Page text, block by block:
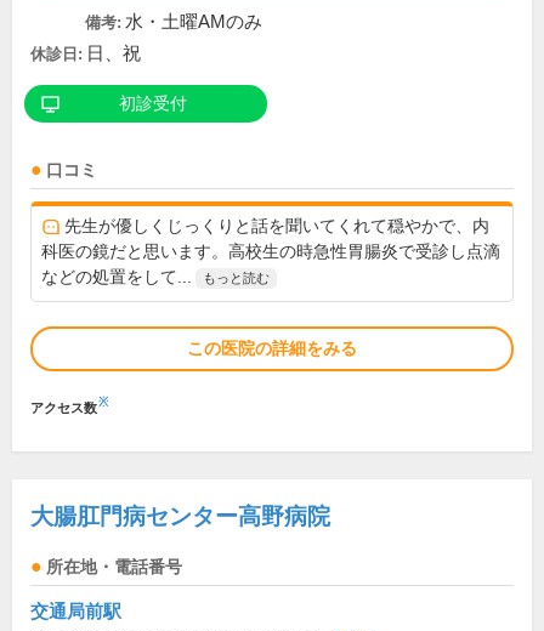
備考: 水・土曜AMのみ
休診日: 日、祝
初診受付
口コミ
先生が優しくじっくりと話を聞いてくれて穏やかで、内
科医の鏡だと思います。高校生の時急性胃腸炎で受診し点滴
などの処置をして...
もっと読む
この医院の詳細をみる
アクセス数※
大腸肛門病センター高野病院
所在地・電話番号
交通局前駅